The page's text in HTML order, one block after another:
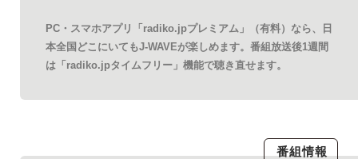
PC・スマホアプリ「radiko.jpプレミアム」（有料）なら、日
本全国どこにいてもJ-WAVEが楽しめます。番組放送後1週間
は「radiko.jpタイムフリー」機能で聴き直せます。
番組情報